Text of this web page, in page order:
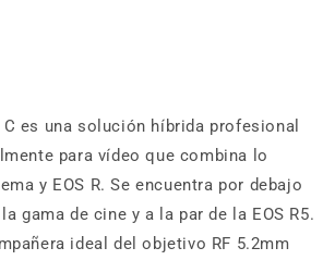
C es una solución híbrida profesional
para vídeo que combina lo
y EOS R. Se encuentra por debajo
gama de cine y a la par de la EOS R5.
ideal del objetivo RF 5.2mm